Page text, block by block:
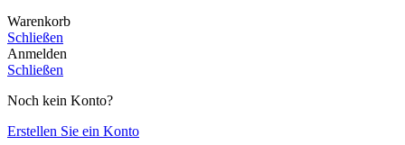
Warenkorb
Schließen
Anmelden
Schließen
Noch kein Konto?
Erstellen Sie ein Konto